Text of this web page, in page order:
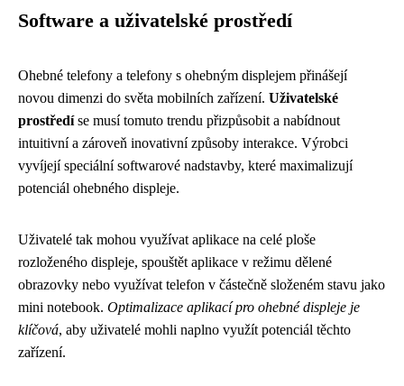
Software a uživatelské prostředí
Ohebné telefony a telefony s ohebným displejem přinášejí
novou dimenzi do světa mobilních zařízení. Uživatelské
prostředíse musí tomuto trendu přizpůsobit a nabídnout
intuitivní a zároveň inovativní způsoby interakce. Výrobci
vyvíjejí speciální softwarové nadstavby, které maximalizují
potenciál ohebného displeje.
Uživatelé tak mohou využívat aplikace na celé ploše
rozloženého displeje, spouštět aplikace v režimu dělené
obrazovky nebo využívat telefon v částečně složeném stavu jako
mini notebook. Optimalizace aplikací pro ohebné displeje je
klíčová, aby uživatelé mohli naplno využít potenciál těchto
zařízení.